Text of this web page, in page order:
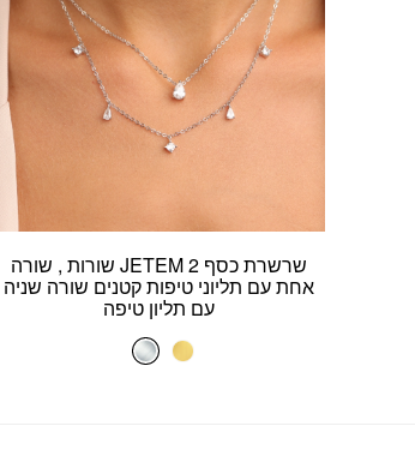
שרשרת כסף JETEM 2 שורות , שורה
אחת עם תליוני טיפות קטנים שורה שניה
עם תליון טיפה